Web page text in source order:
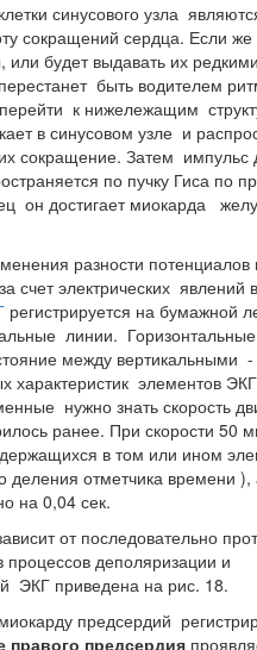
синусового узла
сокращений сердца. Если же
или будет выдавать их
быть водителем
к нижележащим
в синусовом узле и
сокращение. Затем импульс
по пучку Гиса по
он достигает миокарда
разности потенциалов
счет электрических явлений
регистрируется на бумажной
линии.
между вертикальными
характеристик элементов
нужно знать скорость
ранее. При скорости 50
в том или ином
отметчика времени ),
на 0,04 сек.
от последовательно
деполяризации и
ЭКГ приведена на рис. 18.
предсердий
правого предсердия